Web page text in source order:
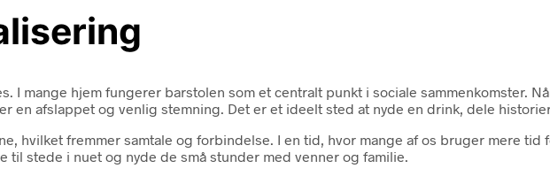
I mange hjem fungerer barstolen som et centralt punkt i sociale sammenkomster.
en afslappet og venlig stemning. Det er et ideelt sted at nyde en drink, dele
hvilket fremmer samtale og forbindelse. I en tid, hvor mange af os bruger mere
stede i nuet og nyde de små stunder med venner og familie.